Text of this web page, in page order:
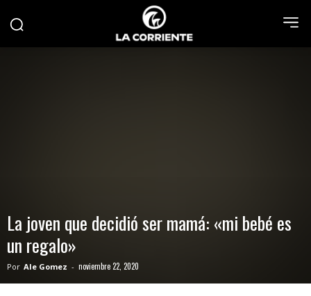
La joven que decidió ser mamá: «mi bebé es
un regalo»
Por Ale Gomez - noviembre 22, 2020